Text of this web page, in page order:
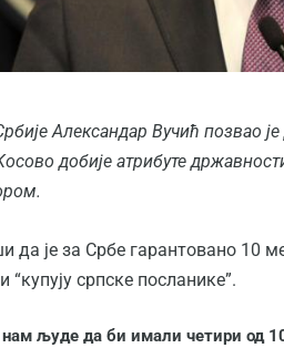
Александар Вучић позвао
добије атрибуте
да је за Србе гарантовано 10
“купују српске посланике”.
нам људе да би имали четири од